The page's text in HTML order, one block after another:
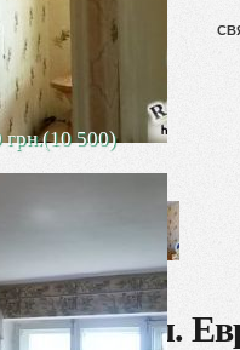
грн.(10 500)
Гора, ул.